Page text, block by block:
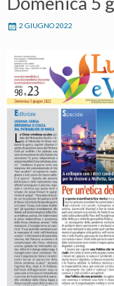
2 GIUGNO 2022